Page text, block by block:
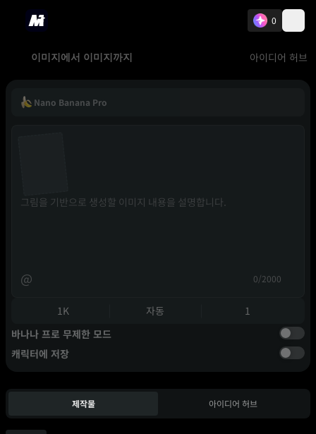
0
이미지에서 이미지까지 아이디어 허브
Nano Banana Pro
@ 0/2000
1K 자동
1
바나나 프로 무제한 모드
캐릭터에 저장
제작물 아이디어 허브